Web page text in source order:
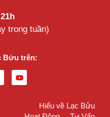
trong tuần)
Bửu trên:
Hiểu về Lạc Bửu